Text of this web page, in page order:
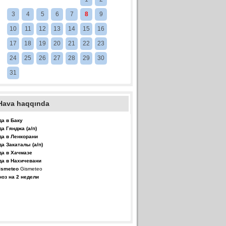
3 4 5 6 7 8 9
10 11 12 13 14 15 16
17 18 19 20 21 22 23
24 25 26 27 28 29 30
31
haqqında
в Баку
Гянджа (а/п)
в Ленкорани
Закаталы (а/п)
в Хачмазе
в Нахичевани
Gismeteo
на 2 недели